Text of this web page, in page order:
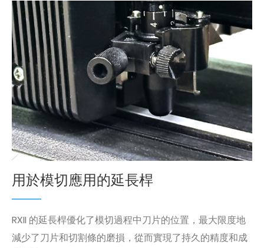
用於模切應用的延長桿
RXII 的延長桿優化了模切過程中刀片的位置，最大限度地
減少了刀片和切割條的磨損，從而實現了持久的精度和成